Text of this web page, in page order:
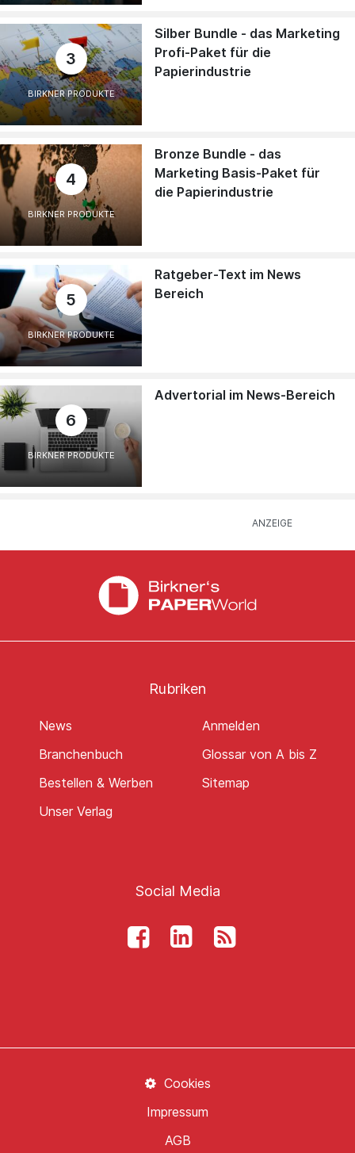
3
BIRKNER PRODUKTE
Silber Bundle - das Marketing
Profi-Paket für die
Papierindustrie
4
BIRKNER PRODUKTE
Bronze Bundle - das
Marketing Basis-Paket für
die Papierindustrie
5
BIRKNER PRODUKTE
Ratgeber-Text im News
Bereich
6
BIRKNER PRODUKTE
Advertorial im News-Bereich
Rubriken
News
Branchenbuch
Bestellen & Werben
Unser Verlag
Anmelden
Glossar von A bis Z
Sitemap
Social Media
AGB
Impressum
Cookies